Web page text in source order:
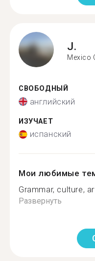
J.
Mexico
СВОБОДНЫЙ
английский
ИЗУЧАЕТ
испанский
Мои любимые
Grammar, culture,
Развернуть